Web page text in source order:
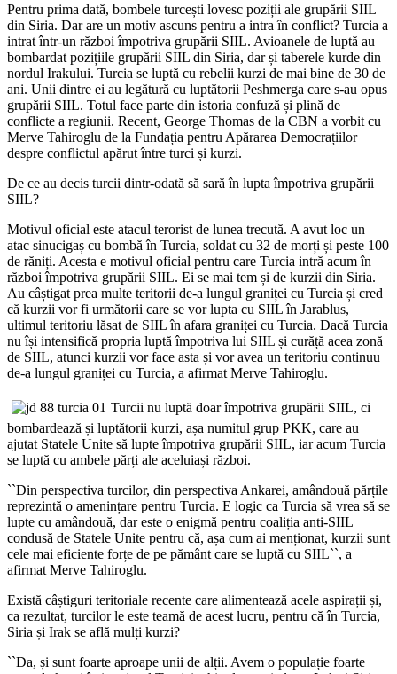
Pentru prima dată, bombele turcești lovesc poziții ale grupării SIIL
din Siria. Dar are un motiv ascuns pentru a intra în conflict? Turcia a
intrat într-un război împotriva grupării SIIL. Avioanele de luptă au
bombardat pozițiile grupării SIIL din Siria, dar și taberele kurde din
nordul Irakului. Turcia se luptă cu rebelii kurzi de mai bine de 30 de
ani. Unii dintre ei au legătură cu luptătorii Peshmerga care s-au opus
grupării SIIL. Totul face parte din istoria confuză și plină de
conflicte a regiunii. Recent, George Thomas de la CBN a vorbit cu
Merve Tahiroglu de la Fundația pentru Apărarea Democrațiilor
despre conflictul apărut între turci și kurzi.
De ce au decis turcii dintr-odată să sară în lupta împotriva grupării
SIIL?
Motivul oficial este atacul terorist de lunea trecută. A avut loc un
atac sinucigaș cu bombă în Turcia, soldat cu 32 de morți și peste 100
de răniți. Acesta e motivul oficial pentru care Turcia intră acum în
război împotriva grupării SIIL. Ei se mai tem și de kurzii din Siria.
Au câștigat prea multe teritorii de-a lungul graniței cu Turcia și cred
că kurzii vor fi următorii care se vor lupta cu SIIL în Jarablus,
ultimul teritoriu lăsat de SIIL în afara graniței cu Turcia. Dacă Turcia
nu își intensifică propria luptă împotriva lui SIIL și curăță acea zonă
de SIIL, atunci kurzii vor face asta și vor avea un teritoriu continuu
de-a lungul graniței cu Turcia, a afirmat Merve Tahiroglu.
Turcii nu luptă doar împotriva grupării SIIL, ci
bombardează și luptătorii kurzi, așa numitul grup PKK, care au
ajutat Statele Unite să lupte împotriva grupării SIIL, iar acum Turcia
se luptă cu ambele părți ale aceluiași război.
``Din perspectiva turcilor, din perspectiva Ankarei, amândouă părțile
reprezintă o amenințare pentru Turcia. E logic ca Turcia să vrea să se
lupte cu amândouă, dar este o enigmă pentru coaliția anti-SIIL
condusă de Statele Unite pentru că, așa cum ai menționat, kurzii sunt
cele mai eficiente forțe de pe pământ care se luptă cu SIIL``, a
afirmat Merve Tahiroglu.
Există câștiguri teritoriale recente care alimentează acele aspirații și,
ca rezultat, turcilor le este teamă de acest lucru, pentru că în Turcia,
Siria și Irak se află mulți kurzi?
``Da, și sunt foarte aproape unii de alții. Avem o populație foarte